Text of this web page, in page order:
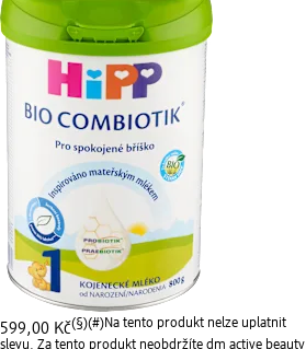
599,00 Kč(§)(#)Na tento produkt nelze uplatnit
slevu. Za tento produkt neobdržíte dm active beauty